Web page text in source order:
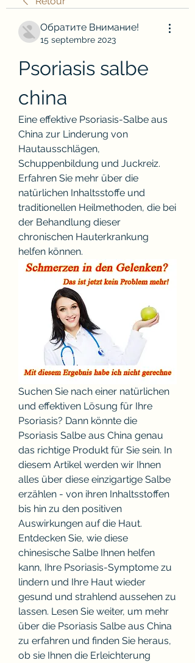
Обратите Внимание!
15 septembre 2023
Psoriasis salbe
china
Eine effektive Psoriasis-Salbe aus
China zur Linderung von
Hautausschlägen,
Schuppenbildung und Juckreiz.
Erfahren Sie mehr über die
natürlichen Inhaltsstoffe und
traditionellen Heilmethoden, die bei
der Behandlung dieser
chronischen Hauterkrankung
helfen können.
Suchen Sie nach einer natürlichen
und effektiven Lösung für Ihre
Psoriasis? Dann könnte die
Psoriasis Salbe aus China genau
das richtige Produkt für Sie sein. In
diesem Artikel werden wir Ihnen
alles über diese einzigartige Salbe
erzählen - von ihren Inhaltsstoffen
bis hin zu den positiven
Auswirkungen auf die Haut.
Entdecken Sie, wie diese
chinesische Salbe Ihnen helfen
kann, Ihre Psoriasis-Symptome zu
lindern und Ihre Haut wieder
gesund und strahlend aussehen zu
lassen. Lesen Sie weiter, um mehr
über die Psoriasis Salbe aus China
zu erfahren und finden Sie heraus,
ob sie Ihnen die Erleichterung